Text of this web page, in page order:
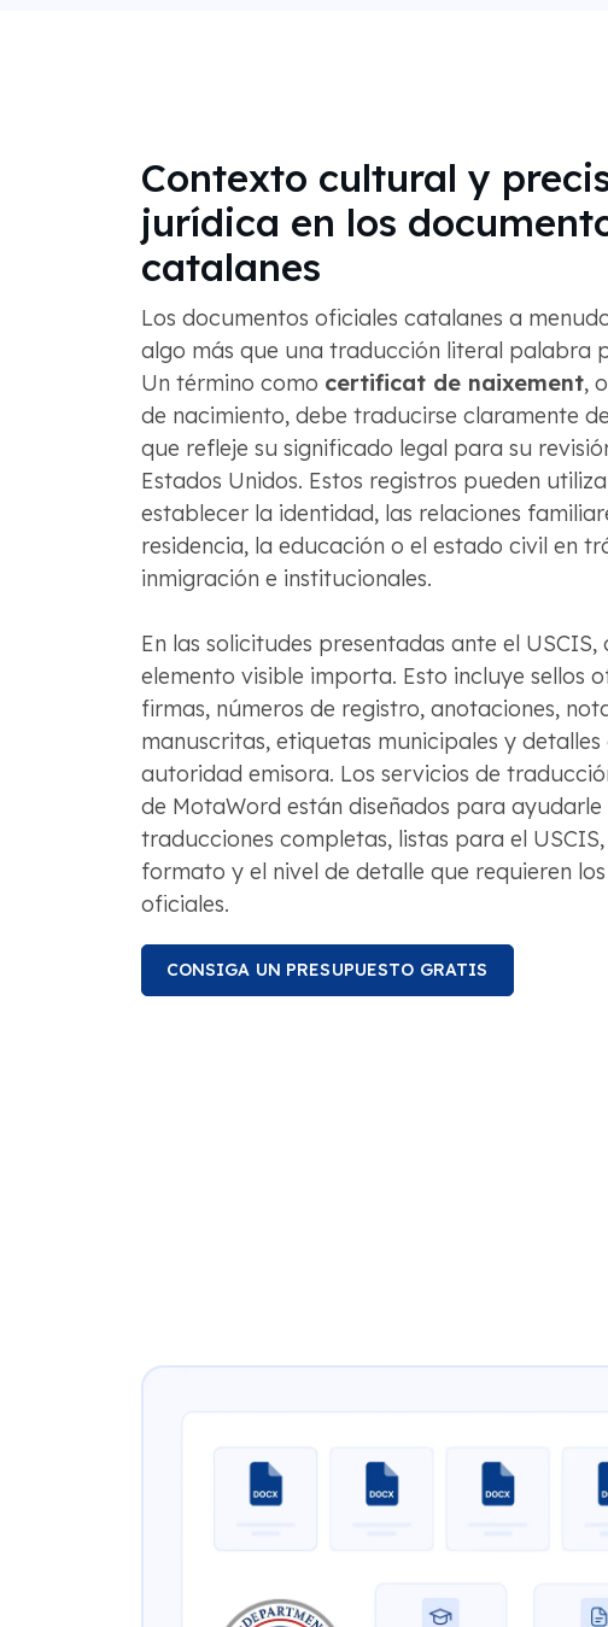
Contexto cultural y
jurídica en los
catalanes
Los documentos oficiales catalanes a
algo más que una traducción literal palabra
Un término como certificat de naixement,
de nacimiento, debe traducirse claramente
que refleje su significado legal para su
Estados Unidos. Estos registros pueden
establecer la identidad, las relaciones
residencia, la educación o el estado civil en
inmigración e institucionales.
En las solicitudes presentadas ante el USCIS,
elemento visible importa. Esto incluye sellos
firmas, números de registro, anotaciones,
manuscritas, etiquetas municipales y detalles
autoridad emisora. Los servicios de
de MotaWord están diseñados para
traducciones completas, listas para el
formato y el nivel de detalle que requieren
oficiales.
CONSIGA UN PRESUPUESTO GRATIS